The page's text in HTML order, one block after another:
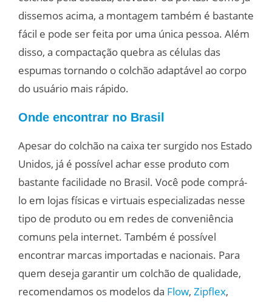
dissemos acima, a montagem também é bastante
fácil e pode ser feita por uma única pessoa. Além
disso, a compactação quebra as células das
espumas tornando o colchão adaptável ao corpo
do usuário mais rápido.
Onde encontrar no Brasil
Apesar do colchão na caixa ter surgido nos Estado
Unidos, já é possível achar esse produto com
bastante facilidade no Brasil. Você pode comprá-
lo em lojas físicas e virtuais especializadas nesse
tipo de produto ou em redes de conveniência
comuns pela internet. Também é possível
encontrar marcas importadas e nacionais. Para
quem deseja garantir um colchão de qualidade,
recomendamos os modelos da Flow, Zipflex,